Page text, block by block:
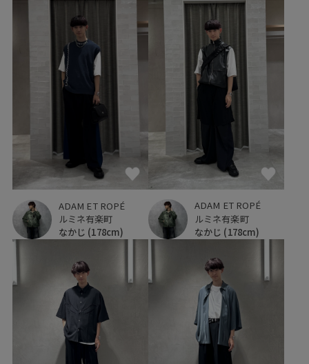
ADAM ET ROPÉ
ルミネ有楽町
なかじ (178cm)
ADAM ET ROPÉ
ルミネ有楽町
なかじ (178cm)